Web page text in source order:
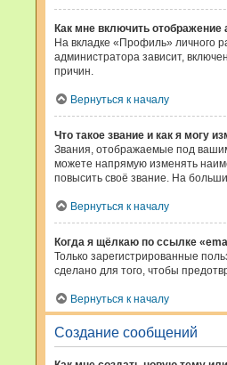
Как мне включить отображение
На вкладке «Профиль» личного
администратора зависит,
причин.
Вернуться к началу
Что такое звание и как я могу
Звания, отображаемые под
можете напрямую изменять
повысить своё звание. На
Вернуться к началу
Когда я щёлкаю по ссылке
Только зарегистрированные
сделано для того, чтобы
Вернуться к началу
Создание сообщений